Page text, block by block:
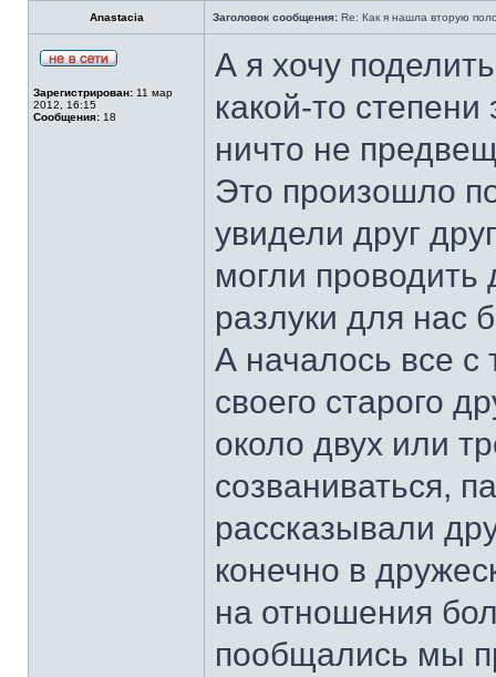
Anastacia Заголовок сообщения: Re: Как я нашла вторую
Зарегистрирован: 11 мар
2012, 16:15
Сообщения: 18
А я хочу
какой-то
ничто не
Это произошло
увидели друг
могли проводить
разлуки для нас
А началось все с
своего старого
около двух или
созваниваться,
рассказывали
конечно в
на отношения
пообщались мы